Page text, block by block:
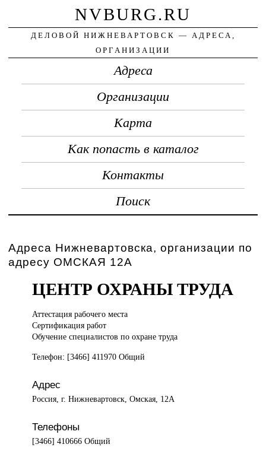
NVBURG.RU
ДЕЛОВОЙ НИЖНЕВАРТОВСК — АДРЕСА,
ОРГАНИЗАЦИИ
Адреса
Организации
Карта
Как попасть в каталог
Контакты
Поиск
Адреса Нижневартовска, организации по
адресу ОМСКАЯ 12А
ЦЕНТР ОХРАНЫ ТРУДА
Аттестация рабочегоместа
Сертификация работ
Обучение специалистов по охране труда
Телефон: [3466] 411970 Общий
Адрес
Россия, г. Нижневартовск, Омская, 12А
Телефоны
[3466] 410666 Общий